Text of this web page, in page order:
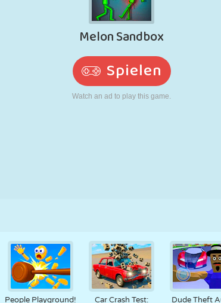
ROBOTER LAUFEN SCHULE
People Playground!
Car Crash Test:
Dude Theft